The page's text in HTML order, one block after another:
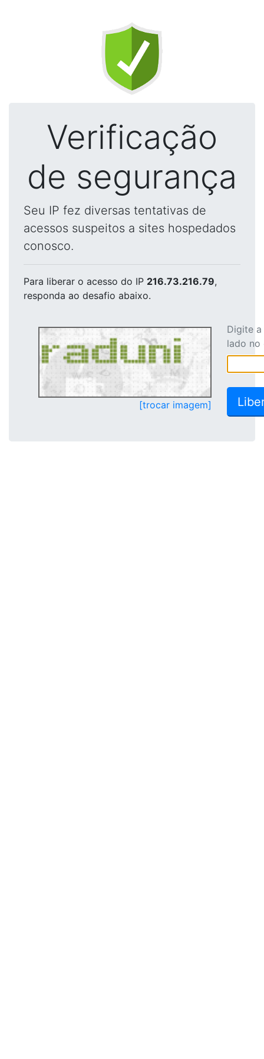
Verificação
de segurança
Seu IP fez diversas tentativas de
acessos suspeitos a sites hospedados
conosco.
Para liberar o acesso do IP 216.73.216.79,
responda ao desafio abaixo.
[trocar imagem]
Digite
lado no